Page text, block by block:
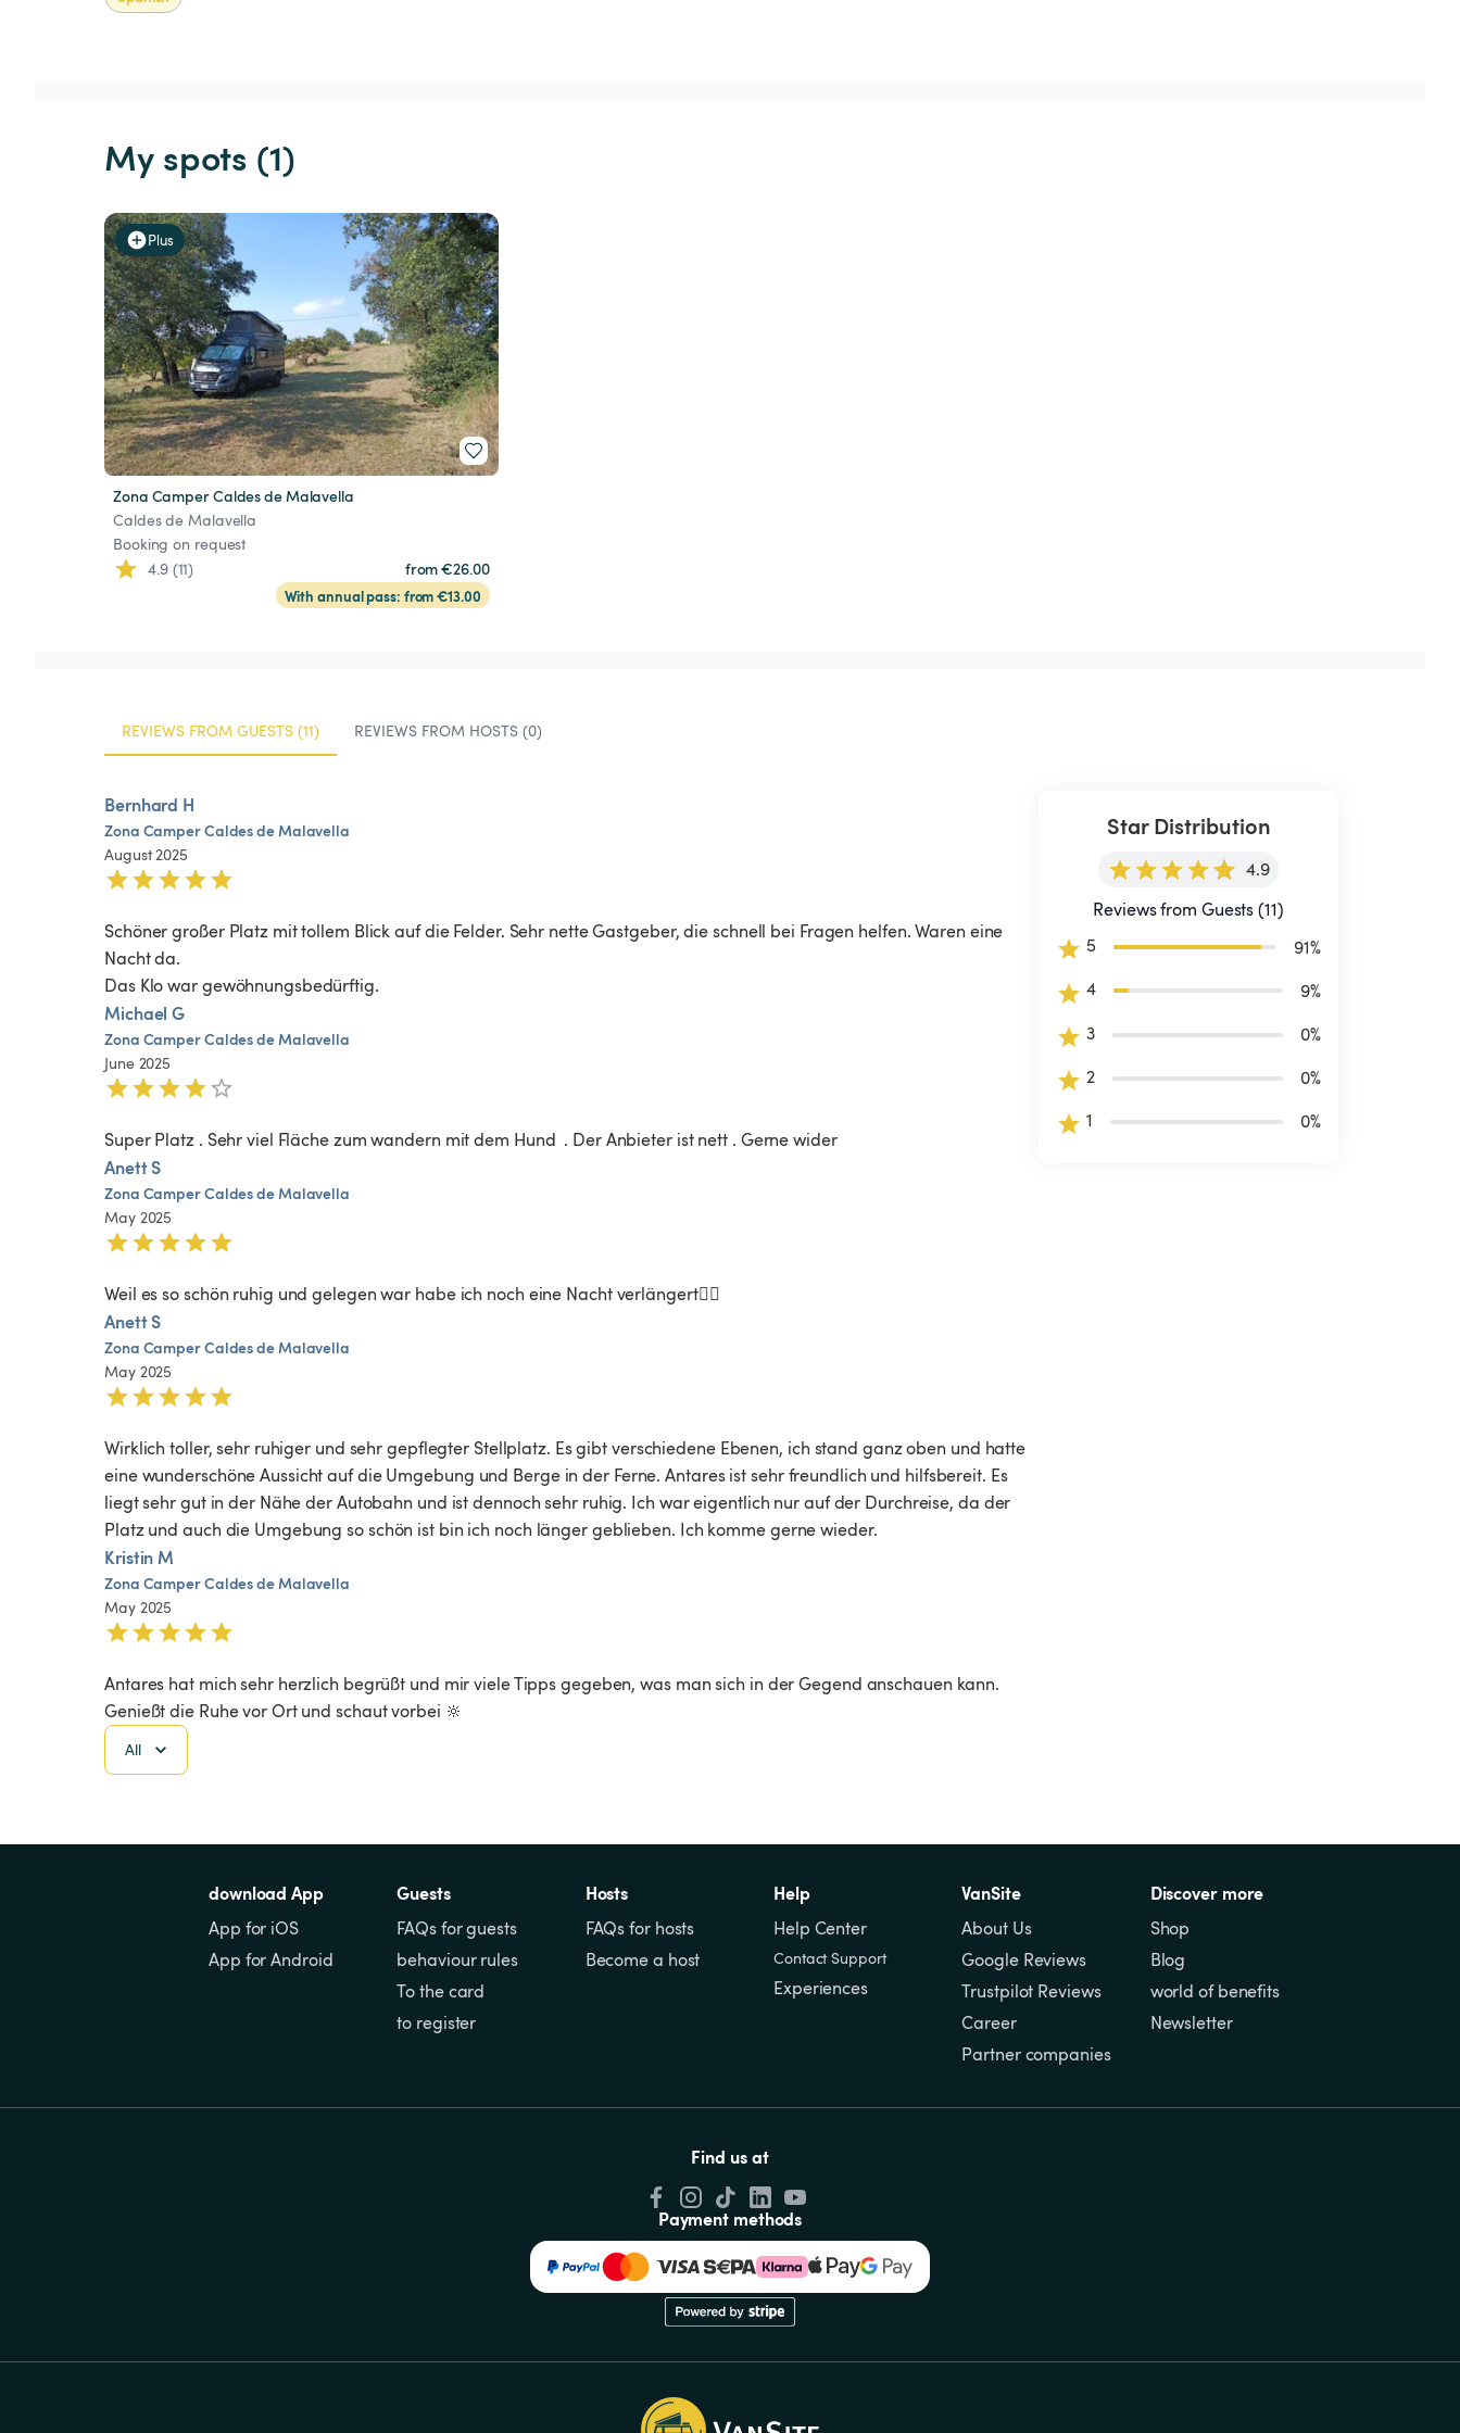
My spots (1)
Plus
Zona Camper Caldes de Malavella
Caldes de Malavella
Booking on request
4.9 (11)
from €26.00
With annual pass: from €13.00
REVIEWS FROM GUESTS (11) REVIEWS FROM HOSTS (0)
Bernhard H
Zona CamperCaldesdeMalavella
August 2025
Schöner großer Platz mit tollem Blick auf die Felder. Sehr nette Gastgeber, die schnell bei Fragen helfen. Waren eine
Nacht da.
Das Klo war gewöhnungsbedürftig.
Michael G
Zona CamperCaldesdeMalavella
June 2025
Super Platz . Sehr viel Fläche zum wandern mit dem Hund  . Der Anbieter ist nett . Gerne wider
Anett S
Zona CamperCaldesdeMalavella
May 2025
Weil es so schön ruhig und gelegen war habe ich noch eine Nacht verlängert👌🏻
Anett S
Zona CamperCaldesdeMalavella
May 2025
Wirklich toller, sehr ruhiger und sehr gepflegter Stellplatz. Es gibt verschiedene Ebenen, ich stand ganz oben und hatte
eine wunderschöne Aussicht auf die Umgebung und Berge in der Ferne. Antares ist sehr freundlich und hilfsbereit. Es
liegt sehr gut in der Nähe der Autobahn und ist dennoch sehr ruhig. Ich war eigentlich nur auf der Durchreise, da der
Platz und auch die Umgebung so schön ist bin ich noch länger geblieben. Ich komme gerne wieder.
Kristin M
Zona CamperCaldesdeMalavella
May 2025
Antares hat mich sehr herzlich begrüßt und mir viele Tipps gegeben, was man sich in der Gegend anschauen kann.
Genießt die Ruhe vor Ort und schaut vorbei 🔆
Star Distribution
4.9
Reviews from Guests (11)
5
91%
4
9%
3
0%
2
0%
1
0%
All
download App
App for iOS
App for Android
Guests
FAQs for guests
behaviour rules
To the card
to register
Hosts
FAQs for hosts
Become a host
Help
Help Center
Contact Support
Experiences
VanSite
About Us
Google Reviews
Trustpilot Reviews
Career
Partner companies
Discover more
Shop
Blog
world of benefits
Newsletter
Find us at
Payment methods